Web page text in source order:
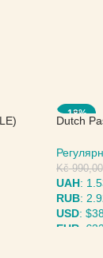
-18%
Dutch
Kč990,00
UAH:
RUB:
USD:
EUR: